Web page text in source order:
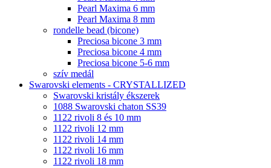
Pearl Maxima 6 mm
Pearl Maxima 8 mm
rondelle bead (bicone)
Preciosa bicone 3 mm
Preciosa bicone 4 mm
Preciosa bicone 5-6 mm
szív medál
Swarovski elements - CRYSTALLIZED
Swarovski kristály ékszerek
1088 Swarovski chaton SS39
1122 rivoli 8 és 10 mm
1122 rivoli 12 mm
1122 rivoli 14 mm
1122 rivoli 16 mm
1122 rivoli 18 mm